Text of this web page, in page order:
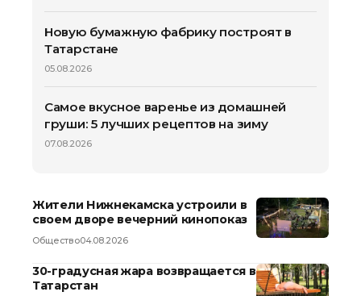
Новую бумажную фабрику построят в
Татарстане
05.08.2026
Самое вкусное варенье из домашней
груши: 5 лучших рецептов на зиму
07.08.2026
Жители Нижнекамска устроили в
своем дворе вечерний кинопоказ
Общество04.08.2026
30-градусная жара возвращается в
Татарстан